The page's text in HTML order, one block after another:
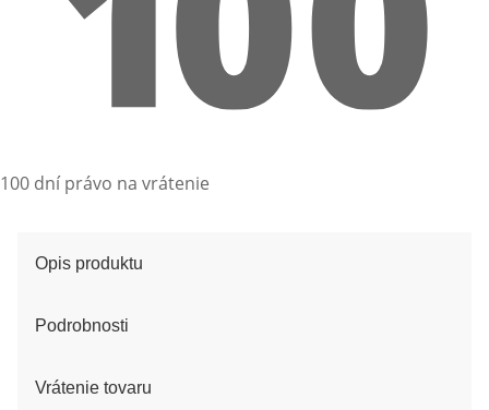
100 dní právo na vrátenie
Opis produktu
Podrobnosti
Vrátenie tovaru